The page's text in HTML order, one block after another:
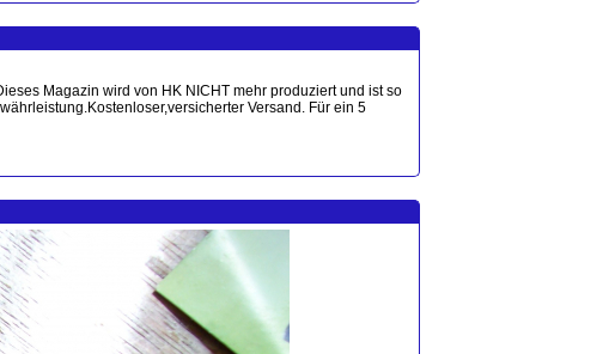
Magazin wird von HK NICHT mehr produziert und ist so
Versand. Für ein 5